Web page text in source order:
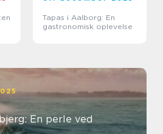
Tapas i Aalborg: En
gastronomisk oplevelse
En perle ved